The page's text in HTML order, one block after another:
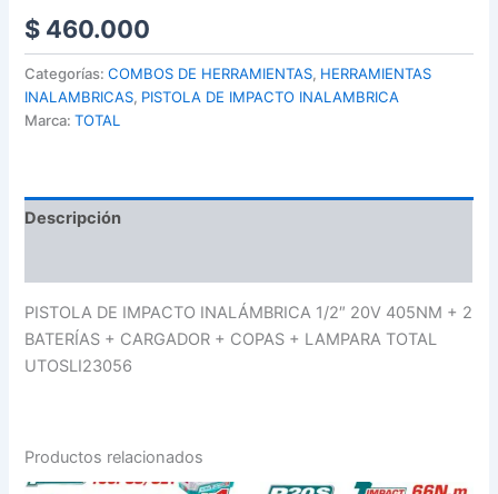
$ 460.000
Categorías:COMBOS DE HERRAMIENTAS, HERRAMIENTAS
INALAMBRICAS, PISTOLA DE IMPACTO INALAMBRICA
Marca:TOTAL
Descripción
PISTOLA DE IMPACTO INALÁMBRICA 1/2″ 20V 405NM + 2
BATERÍAS + CARGADOR + COPAS + LAMPARA TOTAL
UTOSLI23056
Productos relacionados